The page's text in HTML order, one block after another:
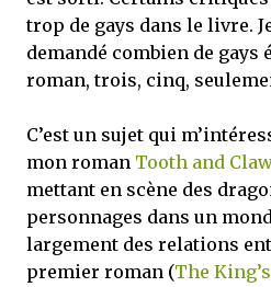
trop de gays dans le livre.
demandé combien de
roman, trois, cinq,
C’est un sujet qui
mon roman Tooth and Claw
mettant en scène des
personnages dans un
largement des relations
premier roman (The